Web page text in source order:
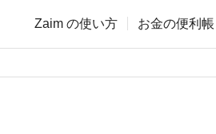
Zaim の使い方 お金の便利帳